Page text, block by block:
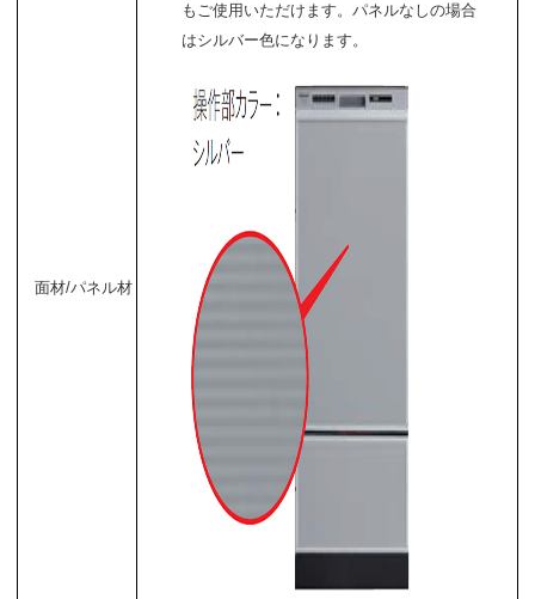
面材/パネル材
もご使用いただけます。パネルなしの場合
はシルバー色になります。